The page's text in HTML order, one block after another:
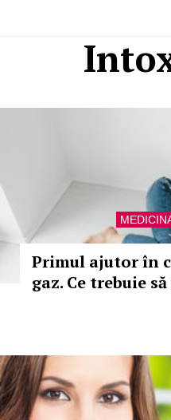
Primul ajutor în
gaz. Ce trebuie